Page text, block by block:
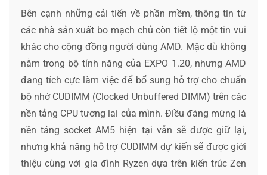
Bên cạnh những cải tiến về phần mềm, thông tin từ
các nhà sản xuất bo mạch chủ còn tiết lộ một tin vui
khác cho cộng đồng người dùng AMD. Mặc dù không
nằm trong bộ tính năng của EXPO 1.20, nhưng AMD
đang tích cực làm việc để bổ sung hỗ trợ cho chuẩn
bộ nhớ CUDIMM (Clocked Unbuffered DIMM) trên các
nền tảng CPU tương lai của mình. Điều đáng mừng là
nền tảng socket AM5 hiện tại vẫn sẽ được giữ lại,
nhưng khả năng hỗ trợ CUDIMM dự kiến sẽ được giới
thiệu cùng với gia đình Ryzen dựa trên kiến trúc Zen